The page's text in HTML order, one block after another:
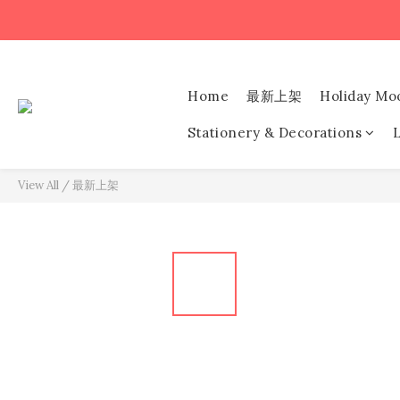
Home 最新上架 Holiday
Stationery & Decorations
View All /最新上架